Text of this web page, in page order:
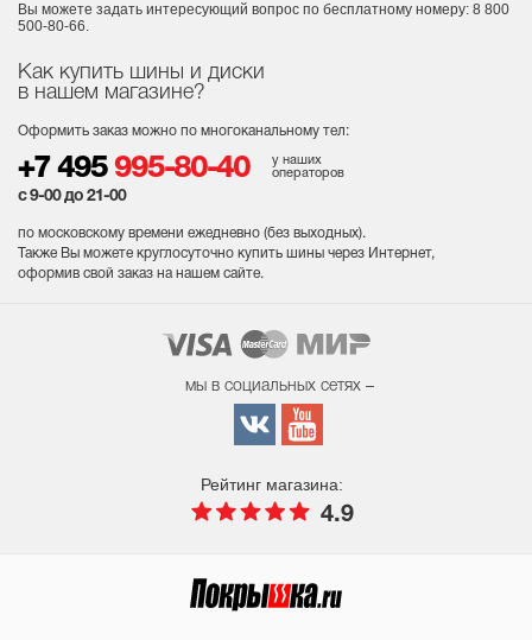
Как купить шины и диски
в нашем магазине?
Оформить заказ можно по многоканальному тел:
+7 495 995-80-40
у наших
операторов
с 9-00 до 21-00
по московскому времени ежедневно (без выходных).
Также Вы можете круглосуточно купить шины через Интернет,
оформив свой заказ на нашем сайте.
Вы можете задать интересующий вопрос по бесплатному номеру: 8 800
500-80-66.
мы в социальных сетях –
Рейтинг магазина:
4.9